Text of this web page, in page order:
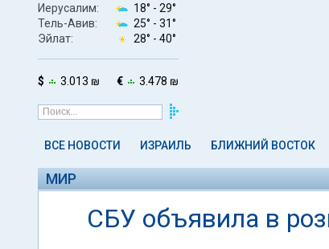
Иерусалим: 18° - 29°
Тель-Авив:
25° - 31°
Эйлат:
28° - 40°
$ 3.013 ₪ € 3.478 ₪
ВСЕ НОВОСТИ ИЗРАИЛЬ БЛИЖНИЙ ВОСТОК
МИР
СБУ объявила в